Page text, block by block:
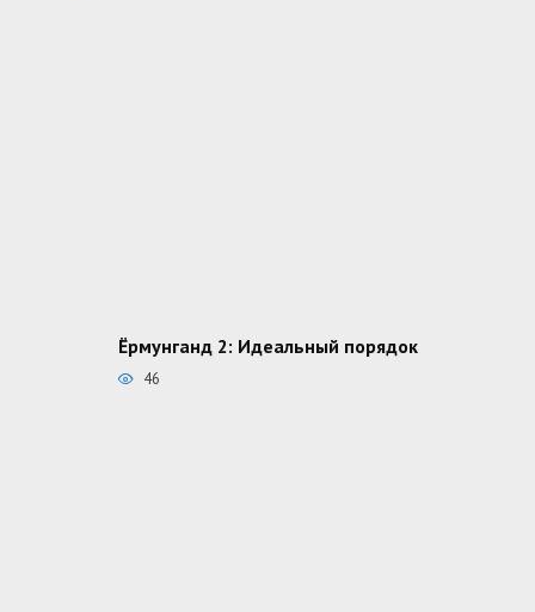
Ёрмунганд 2: Идеальный порядок
46